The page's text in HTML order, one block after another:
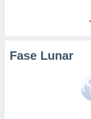
en
Fase Lunar